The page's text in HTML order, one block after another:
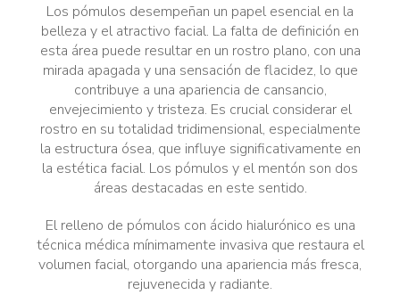
Los pómulos desempeñan un papel esencial en la
belleza y el atractivo facial. La falta de definición en
esta área puede resultar en un rostro plano, con una
mirada apagada y una sensación de flacidez, lo que
contribuye a una apariencia de cansancio,
envejecimiento y tristeza. Es crucial considerar el
rostro en su totalidad tridimensional, especialmente
la estructura ósea, que influye significativamente en
la estética facial. Los pómulos y el mentón son dos
áreas destacadas en este sentido.
El relleno de pómulos con ácido hialurónico es una
técnica médica mínimamente invasiva que restaura el
volumen facial, otorgando una apariencia más fresca,
rejuvenecida y radiante.